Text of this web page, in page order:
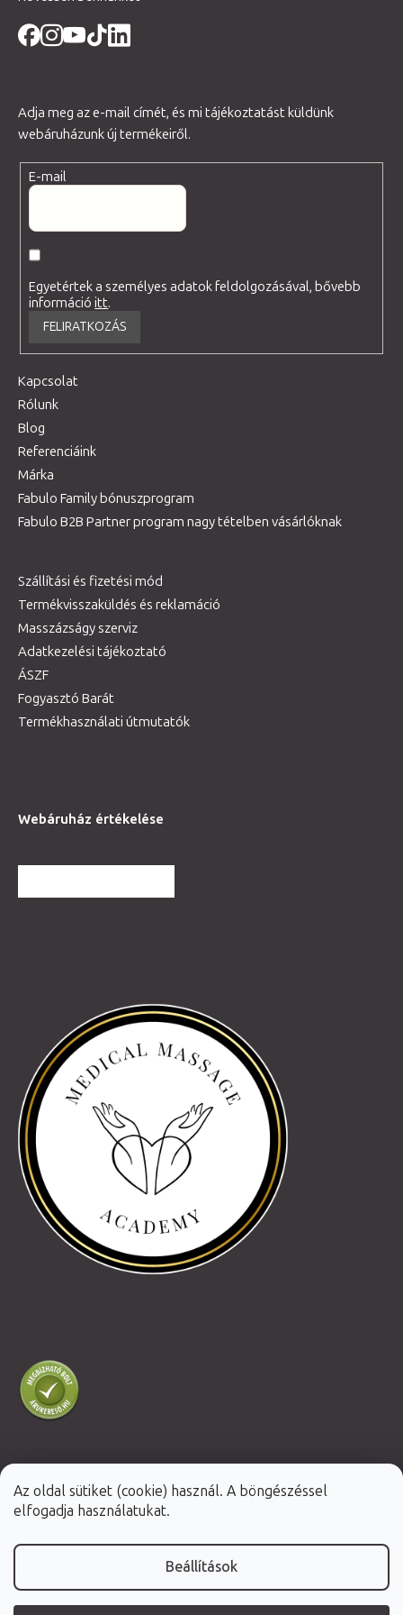
Az oldal sütiket (cookie) használ. A böngészéssel
elfogadja használatukat.
Beállítások
Adja meg az e-mail címét, és mi tájékoztatást küldünk
webáruházunk új termékeiről.
E-mail
Egyetértek a személyes adatok feldolgozásával, bővebb
információitt.
FELIRATKOZÁS
Kapcsolat
Rólunk
Blog
Referenciáink
Márka
Fabulo Family bónuszprogram
Fabulo B2B Partner program nagy tételben vásárlóknak
Szállítási és fizetési mód
Termékvisszaküldés és reklamáció
Masszázságy szerviz
Adatkezelési tájékoztató
ÁSZF
Fogyasztó Barát
Termékhasználati útmutatók
Webáruház értékelése
Shoptet Premium készítette